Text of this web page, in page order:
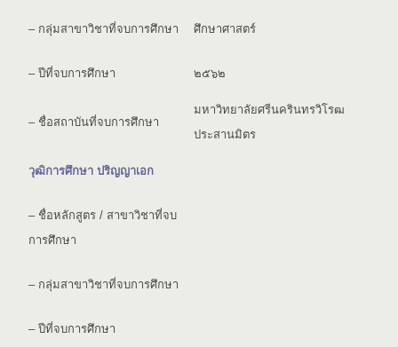
– กลุ่มสาขาวิชาที่จบการศึกษา ศึกษาศาสตร์
– ปีที่จบการศึกษา ๒๕๖๒
– ชื่อสถาบันที่จบการศึกษา
มหาวิทยาลัยศรีนครินทรวิโรฒ
ประสานมิตร
วุฒิการศึกษา ปริญญาเอก
– ชื่อหลักสูตร / สาขาวิชาที่จบ
การศึกษา
– กลุ่มสาขาวิชาที่จบการศึกษา
– ปีที่จบการศึกษา